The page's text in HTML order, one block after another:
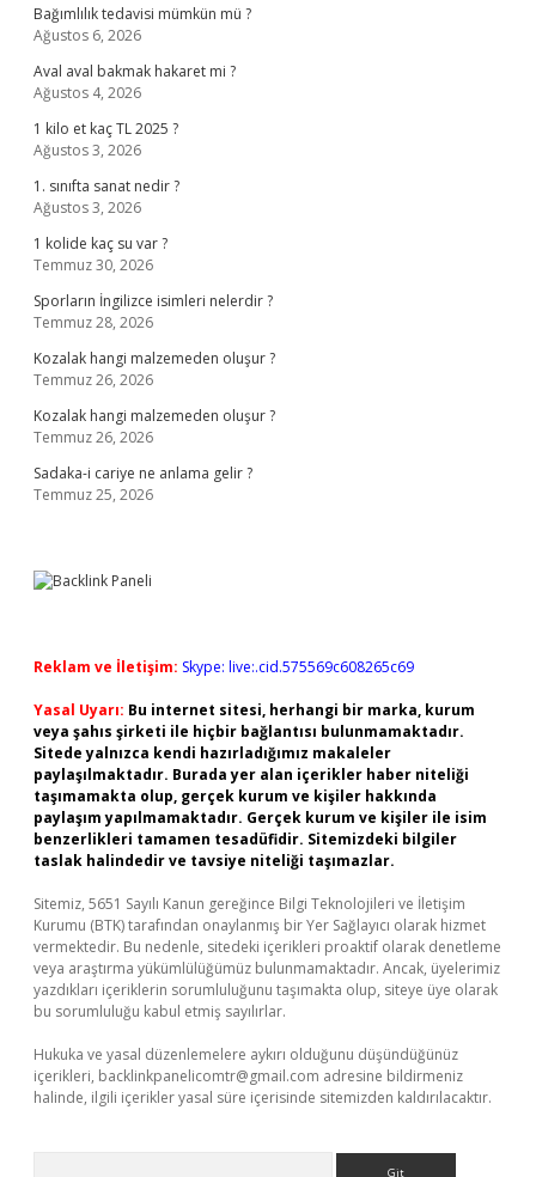
Bağımlılık tedavisi mümkün mü ?
Ağustos 6, 2026
Aval aval bakmak hakaret mi ?
Ağustos 4, 2026
1 kilo et kaç TL 2025 ?
Ağustos 3, 2026
1. sınıfta sanat nedir ?
Ağustos 3, 2026
1 kolide kaç su var ?
Temmuz 30, 2026
Sporların İngilizce isimleri nelerdir ?
Temmuz 28, 2026
Kozalak hangi malzemeden oluşur ?
Temmuz 26, 2026
Kozalak hangi malzemeden oluşur ?
Temmuz 26, 2026
Sadaka-i cariye ne anlama gelir ?
Temmuz 25, 2026
Reklam ve İletişim: Skype: live:.cid.575569c608265c69
Yasal Uyarı: Bu internet sitesi, herhangi bir marka, kurum
veya şahıs şirketi ile hiçbir bağlantısı bulunmamaktadır.
Sitede yalnızca kendi hazırladığımız makaleler
paylaşılmaktadır. Burada yer alan içerikler haber niteliği
taşımamakta olup, gerçek kurum ve kişiler hakkında
paylaşım yapılmamaktadır. Gerçek kurum ve kişiler ile isim
benzerlikleri tamamen tesadüfidir. Sitemizdeki bilgiler
taslak halindedir ve tavsiye niteliği taşımazlar.
Sitemiz, 5651 Sayılı Kanun gereğince Bilgi Teknolojileri ve İletişim
Kurumu (BTK) tarafından onaylanmış bir Yer Sağlayıcı olarak hizmet
vermektedir. Bu nedenle, sitedeki içerikleri proaktif olarak denetleme
veya araştırma yükümlülüğümüz bulunmamaktadır. Ancak, üyelerimiz
yazdıkları içeriklerin sorumluluğunu taşımakta olup, siteye üye olarak
bu sorumluluğu kabul etmiş sayılırlar.
Hukuka ve yasal düzenlemelere aykırı olduğunu düşündüğünüz
içerikleri, backlinkpanelicomtr@gmail.com adresine bildirmeniz
halinde, ilgili içerikler yasal süre içerisinde sitemizden kaldırılacaktır.